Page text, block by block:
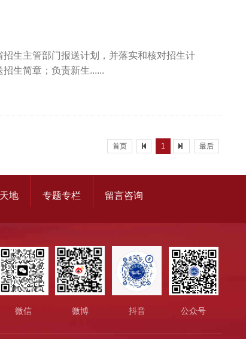
生主管部门报送计划，并落实和核对招生计
生简章；负责新生......
首页 1 最后
地 专题专栏 留言咨询
微信
微博 抖音 公众号